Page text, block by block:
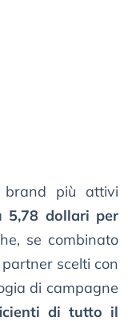
più attivi
5,78 dollari per
se combinato
scelti con
di campagne
di tutto il